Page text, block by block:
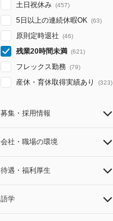
土日祝休み (457)
5日以上の連続休暇OK (63)
原則定時退社 (46)
残業20時間未満 (621)
フレックス勤務 (79)
産休・育休取得実績あり (323)
募集・採用情報
会社・職場の環境
待遇・福利厚生
語学